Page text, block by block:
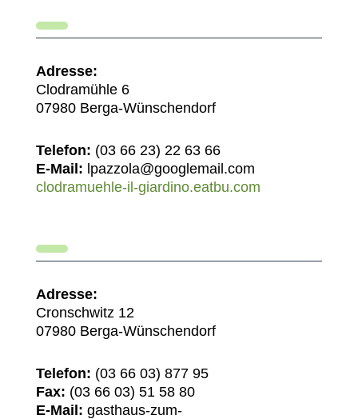
Adresse:
Clodramühle 6
07980 Berga-Wünschendorf
Telefon: (03 66 23) 22 63 66
E-Mail: lpazzola@googlemail.com
clodramuehle-il-giardino.eatbu.com
Adresse:
Cronschwitz 12
07980 Berga-Wünschendorf
Telefon: (03 66 03) 877 95
Fax: (03 66 03) 51 58 80
E-Mail: gasthaus-zum-